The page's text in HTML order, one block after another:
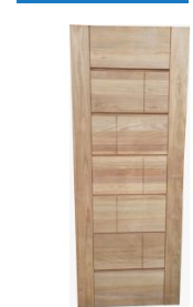
LISTA
DESEJOS
COMPARAR